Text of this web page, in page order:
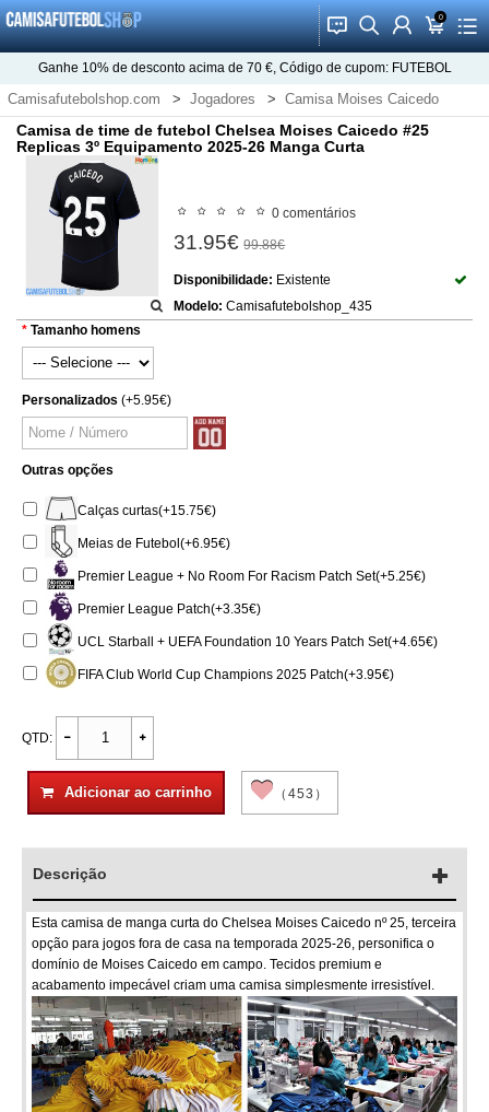
󰂱 󰂨 󰃳 0
󰃦 󰃖
Ganhe 10%de desconto acima de 70 €, Código de cupom: FUTEBOL
Camisafutebolshop.com Jogadores Camisa Moises Caicedo
Camisa de time de futebol Chelsea Moises Caicedo #25
Replicas 3º Equipamento 2025-26 Manga Curta
0 comentários
31.95€ 99.88€
Disponibilidade: Existente
Modelo: Camisafutebolshop_435
Tamanho homens
Personalizados (+5.95€)
Outras opções
Calças curtas(+15.75€)
Meias de Futebol(+6.95€)
Premier League + No Room For Racism Patch Set(+5.25€)
Premier League Patch(+3.35€)
UCL Starball + UEFA Foundation 10 Years Patch Set(+4.65€)
FIFA Club World Cup Champions 2025 Patch(+3.95€)
QTD:
Adicionar ao carrinho （453）
Descrição
Esta camisa de manga curta do Chelsea Moises Caicedo nº 25, terceira
opção para jogos fora de casa na temporada 2025-26, personifica o
domínio de Moises Caicedo em campo. Tecidos premium e
acabamento impecável criam uma camisa simplesmente irresistível.